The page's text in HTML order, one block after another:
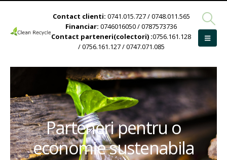
Contact clienti: 0741.015.727 / 0748.011.565
Financiar: 0746016050 / 0787573736
Contact parteneri(colectori) :0756.161.128
/ 0756.161.127 / 0747.071.085
Parteneri pentru o
economie sustenabila